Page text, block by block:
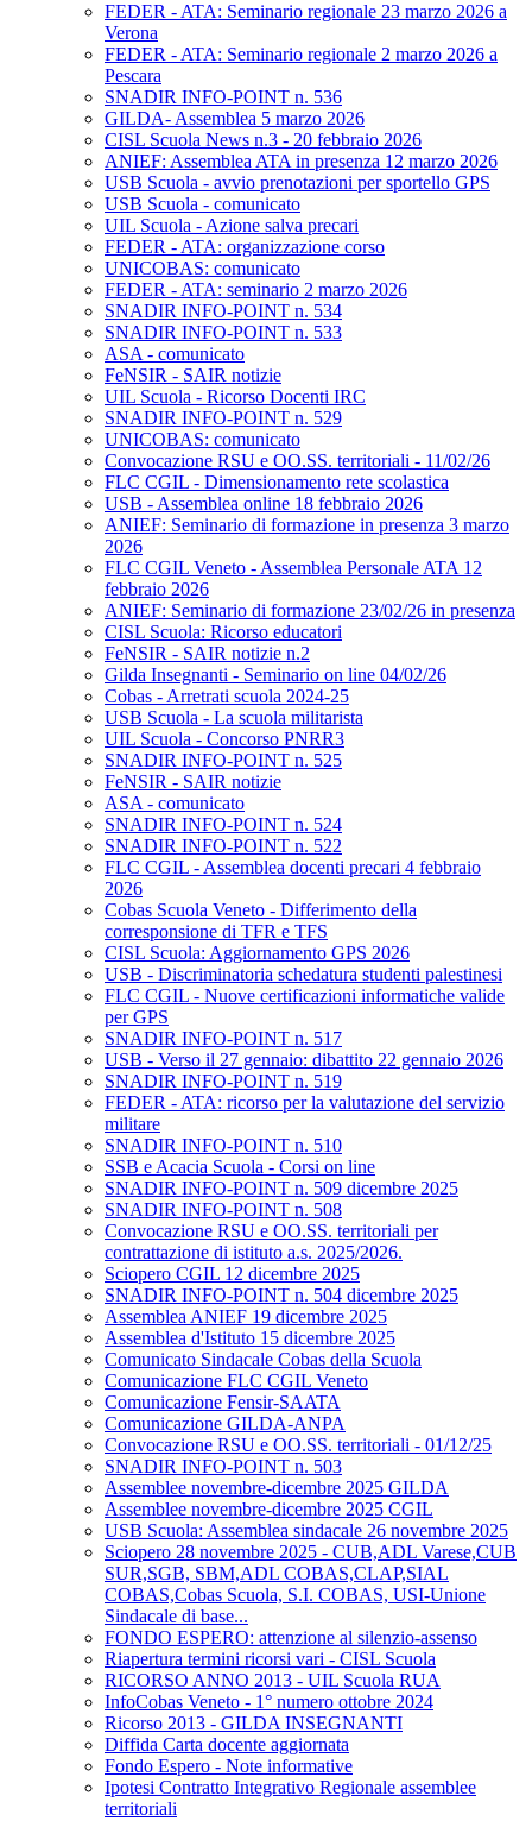
FEDER - ATA: Seminario regionale 23 marzo 2026 a
Verona
FEDER - ATA: Seminario regionale 2 marzo 2026 a
Pescara
SNADIR INFO-POINT n. 536
GILDA- Assemblea 5 marzo 2026
CISL Scuola News n.3 - 20 febbraio 2026
ANIEF: Assemblea ATA in presenza 12 marzo 2026
USB Scuola - avvio prenotazioni per sportello GPS
USB Scuola - comunicato
UIL Scuola - Azione salva precari
FEDER - ATA: organizzazione corso
UNICOBAS: comunicato
FEDER - ATA: seminario 2 marzo 2026
SNADIR INFO-POINT n. 534
SNADIR INFO-POINT n. 533
ASA - comunicato
FeNSIR - SAIR notizie
UIL Scuola - Ricorso Docenti IRC
SNADIR INFO-POINT n. 529
UNICOBAS: comunicato
Convocazione RSU e OO.SS. territoriali - 11/02/26
FLC CGIL - Dimensionamento rete scolastica
USB - Assemblea online 18 febbraio 2026
ANIEF: Seminario di formazione in presenza 3 marzo
2026
FLC CGIL Veneto - Assemblea Personale ATA 12
febbraio 2026
ANIEF: Seminario di formazione 23/02/26 in presenza
CISL Scuola: Ricorso educatori
FeNSIR - SAIR notizie n.2
Gilda Insegnanti - Seminario on line 04/02/26
Cobas - Arretrati scuola 2024-25
USB Scuola - La scuola militarista
UIL Scuola - Concorso PNRR3
SNADIR INFO-POINT n. 525
FeNSIR - SAIR notizie
ASA - comunicato
SNADIR INFO-POINT n. 524
SNADIR INFO-POINT n. 522
FLC CGIL - Assemblea docenti precari 4 febbraio
2026
Cobas Scuola Veneto - Differimento della
corresponsione di TFR e TFS
CISL Scuola: Aggiornamento GPS 2026
USB - Discriminatoria schedatura studenti palestinesi
FLC CGIL - Nuove certificazioni informatiche valide
per GPS
SNADIR INFO-POINT n. 517
USB - Verso il 27 gennaio: dibattito 22 gennaio 2026
SNADIR INFO-POINT n. 519
FEDER - ATA: ricorso per la valutazione del servizio
militare
SNADIR INFO-POINT n. 510
SSB e Acacia Scuola - Corsi on line
SNADIR INFO-POINT n. 509 dicembre 2025
SNADIR INFO-POINT n. 508
Convocazione RSU e OO.SS. territoriali per
contrattazione di istituto a.s. 2025/2026.
Sciopero CGIL 12 dicembre 2025
SNADIR INFO-POINT n. 504 dicembre 2025
Assemblea ANIEF 19 dicembre 2025
Assemblea d'Istituto 15 dicembre 2025
Comunicato Sindacale Cobas della Scuola
Comunicazione FLC CGIL Veneto
Comunicazione Fensir-SAATA
Comunicazione GILDA-ANPA
Convocazione RSU e OO.SS. territoriali - 01/12/25
SNADIR INFO-POINT n. 503
Assemblee novembre-dicembre 2025 GILDA
Assemblee novembre-dicembre 2025 CGIL
USB Scuola: Assemblea sindacale 26 novembre 2025
Sciopero 28 novembre 2025 - CUB,ADL Varese,CUB
SUR,SGB, SBM,ADL COBAS,CLAP,SIAL
COBAS,Cobas Scuola, S.I. COBAS, USI-Unione
Sindacale di base...
FONDO ESPERO: attenzione al silenzio-assenso
Riapertura termini ricorsi vari - CISL Scuola
RICORSO ANNO 2013 - UIL Scuola RUA
InfoCobas Veneto - 1° numero ottobre 2024
Ricorso 2013 - GILDA INSEGNANTI
Diffida Carta docente aggiornata
Fondo Espero - Note informative
Ipotesi Contratto Integrativo Regionale assemblee
territoriali